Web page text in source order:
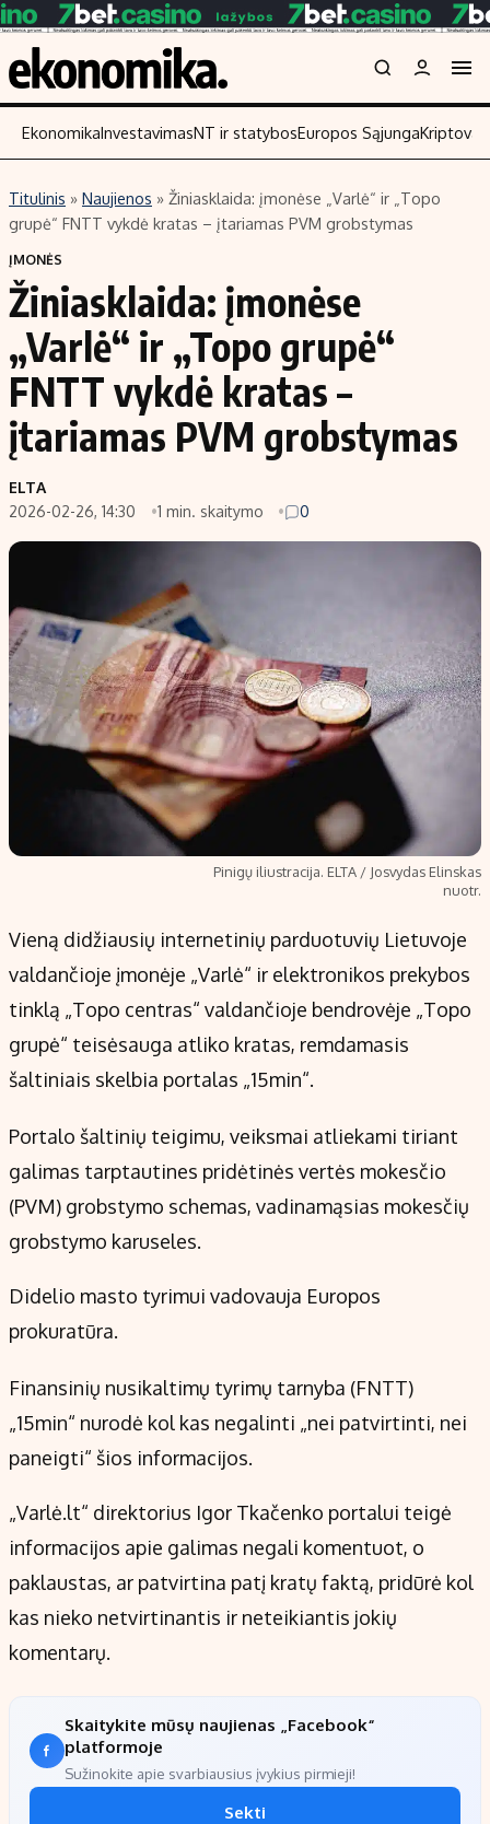
Turinys
Naujienos
Aplinka
Energetika
Ekonomika
Politika
Skaitykite
Įmonės
Technologijos
Laisvalaikis
Akcijų rinka
Saulės elektrinės
Kriptovaliutos
Infliacija
Migracija
Būsto finansai
Įdomios naujienos
Apie mus
Turinio žymėjimo taisyklės
Kontaktai
Regionų naujienos
Indėlių palūkanos
EkonomikaInvestavimasNT ir statybosEuropos Sąjunga
Titulinis » Naujienos » Žiniasklaida: įmonėse „Varlė“ ir „Topo
grupė“ FNTT vykdė kratas – įtariamas PVM grobstymas
ĮMONĖS
Žiniasklaida: įmonėse
„Varlė“ ir „Topo grupė“
FNTT vykdė kratas –
įtariamas PVM grobstymas
ELTA
2026-02-26, 14:30
1 min. skaitymo 0
Pinigų iliustracija. ELTA / Josvydas Elinskas
nuotr.
Vieną didžiausių internetinių parduotuvių Lietuvoje
valdančioje įmonėje „Varlė“ ir elektronikos prekybos
tinklą „Topo centras“ valdančioje bendrovėje „Topo
grupė“ teisėsauga atliko kratas, remdamasis
šaltiniais skelbia portalas „15min“.
Portalo šaltinių teigimu, veiksmai atliekami tiriant
galimas tarptautines pridėtinės vertės mokesčio
(PVM) grobstymo schemas, vadinamąsias mokesčių
grobstymo karuseles.
Didelio masto tyrimui vadovauja Europos
prokuratūra.
Finansinių nusikaltimų tyrimų tarnyba (FNTT)
„15min“ nurodė kol kas negalinti „nei patvirtinti, nei
paneigti“ šios informacijos.
„Varlė.lt“ direktorius Igor Tkačenko portalui teigė
informacijos apie galimas negali komentuot, o
paklaustas, ar patvirtina patį kratų faktą, pridūrė kol
kas nieko netvirtinantis ir neteikiantis jokių
komentarų.
Skaitykite mūsų naujienas „Facebook“
platformoje
Sužinokite apie svarbiausius įvykius pirmieji!
Sekti